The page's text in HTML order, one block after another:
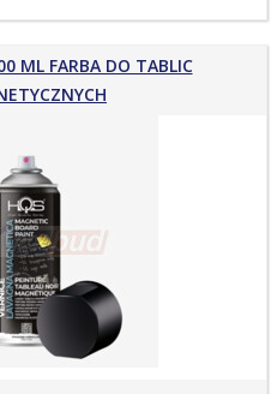
ML FARBA DO TABLIC